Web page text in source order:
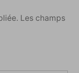
Les champs